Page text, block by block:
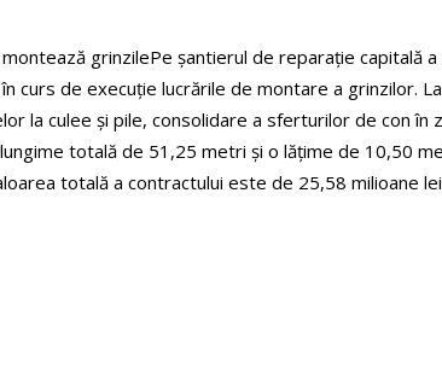
grinzilePe șantierul de reparație capitală
curs de execuție lucrările de montare a grinzilor.
la culee și pile, consolidare a sferturilor de con
totală de 51,25 metri și o lățime de 10,50
totală a contractului este de 25,58 milioane